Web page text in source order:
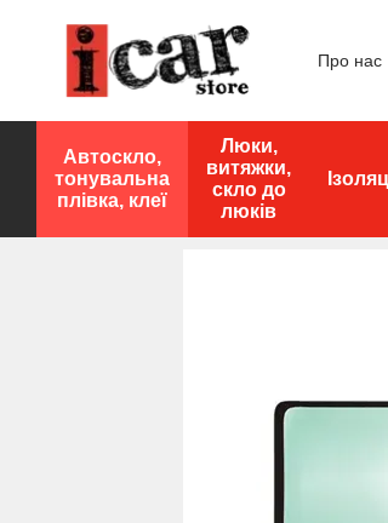
Про нас
Автоскло,
тонувальна
плівка, клеї
Люки,
витяжки,
скло до
люків